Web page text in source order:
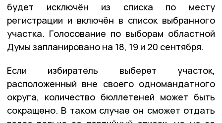
будет исключён из списка по месту
регистрации и включён в список выбранного
участка. Голосование по выборам областной
Думы запланировано на 18, 19 и 20 сентября.
Если избиратель выберет участок,
расположенный вне своего одномандатного
округа, количество бюллетеней может быть
сокращено. В таком случае он сможет отдать